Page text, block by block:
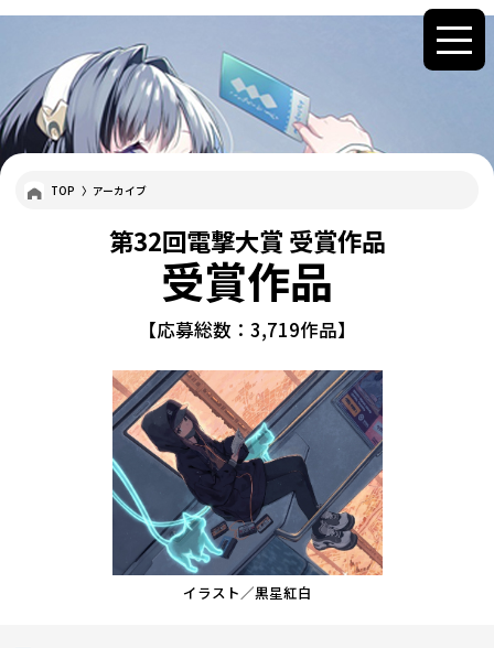
TOP アーカイブ
第32回電撃大賞 受賞作品
受賞作品
【応募総数：3,719作品】
イラスト／黒星紅白